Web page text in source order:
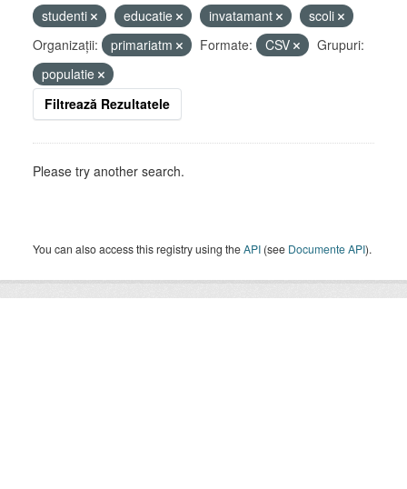
studenti
educatie invatamant
scoli
Organizații:
primariatm Formate: CSV
Grupuri:
populatie
Filtrează Rezultatele
Please try another search.
You can also access this registry using theAPI (see Documente API).